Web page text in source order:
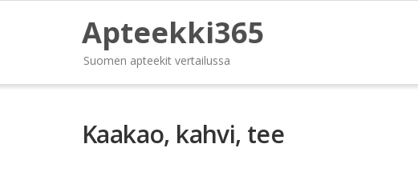
Apteekki365
Suomen apteekit vertailussa
Kaakao, kahvi, tee